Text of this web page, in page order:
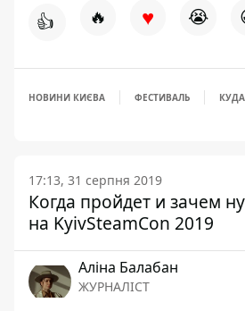
👍 🔥 ♥ 😭
НОВИНИ КИЄВА ФЕСТИВАЛЬ
17:13, 31 серпня 2019
Когда пройдет и зачем
на KyivSteamCon 2019
Аліна Балабан
ЖУРНАЛІСТ